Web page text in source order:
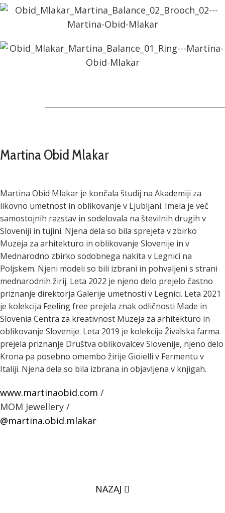
Martina Obid Mlakar
Martina Obid Mlakar je končala študij na Akademiji za
likovno umetnost in oblikovanje v Ljubljani. Imela je več
samostojnih razstav in sodelovala na številnih drugih v
Sloveniji in tujini. Njena dela so bila sprejeta v zbirko
Muzeja za arhitekturo in oblikovanje Slovenije in v
Mednarodno zbirko sodobnega nakita v Legnici na
Poljskem. Njeni modeli so bili izbrani in pohvaljeni s strani
mednarodnih žirij. Leta 2022 je njeno delo prejelo častno
priznanje direktorja Galerije umetnosti v Legnici. Leta 2021
je kolekcija Feeling free prejela znak odličnosti Made in
Slovenia Centra za kreativnost Muzeja za arhitekturo in
oblikovanje Slovenije. Leta 2019 je kolekcija Živalska farma
prejela priznanje Društva oblikovalcev Slovenije, njeno delo
Krona pa posebno omembo žirije Gioielli v Fermentu v
Italiji. Njena dela so bila izbrana in objavljena v knjigah.
www.martinaobid.com /
MOM Jewellery /
@martina.obid.mlakar
NAZAJ